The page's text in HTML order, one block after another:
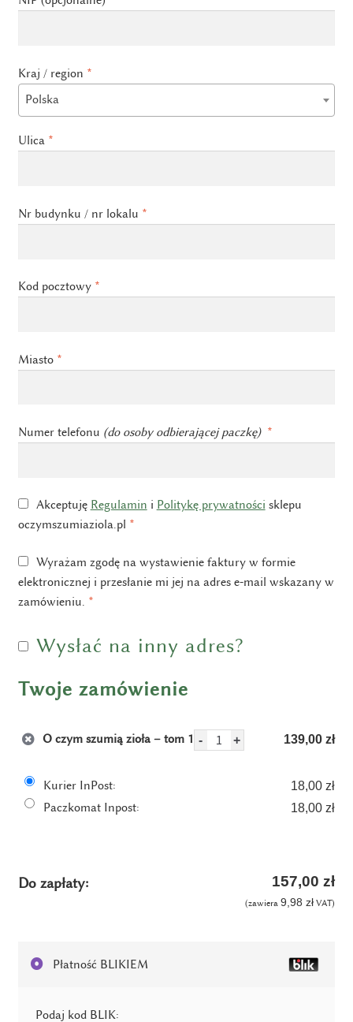
Kraj / region *
Polska
Ulica *
Nr budynku / nr lokalu *
Kod pocztowy *
Miasto *
Numer telefonu (do osoby odbierającej paczkę) *
Akceptuję Regulamin i Politykę prywatności sklepu
oczymszumiaziola.pl *
Wyrażam zgodę na wystawienie faktury w formie
elektronicznej i przesłanie mi jej na adres e-mail wskazany w
zamówieniu. *
Wysłać na inny adres?
Twoje zamówienie
O czym szumią zioła – tom 1 - + 139,00 zł
Kurier InPost: 18,00 zł
Paczkomat Inpost: 18,00 zł
Do zapłaty: 157,00 zł
(zawiera 9,98 złVAT)
Płatność BLIKIEM
Podaj kod BLIK: